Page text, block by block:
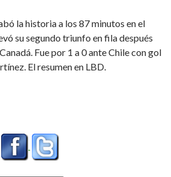
la historia a los 87 minutos en el
su segundo triunfo en fila después
Fue por 1 a 0 ante Chile con gol
El resumen en LBD.
festejo y clasificación